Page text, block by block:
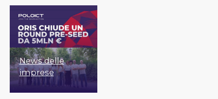
News delle
imprese